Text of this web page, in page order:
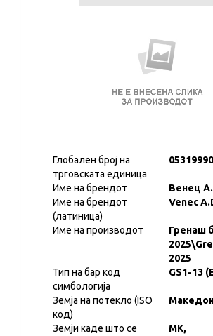
Глобален број на
трговската единица
Име на брендот
Венец
Име на брендот
(латиница)
Venec
Име на производот
Гренаш
2025
Тип на бар код
симбологија
GS1-13
Земја на потекло (ISO
код)
Земји каде што се
MK,